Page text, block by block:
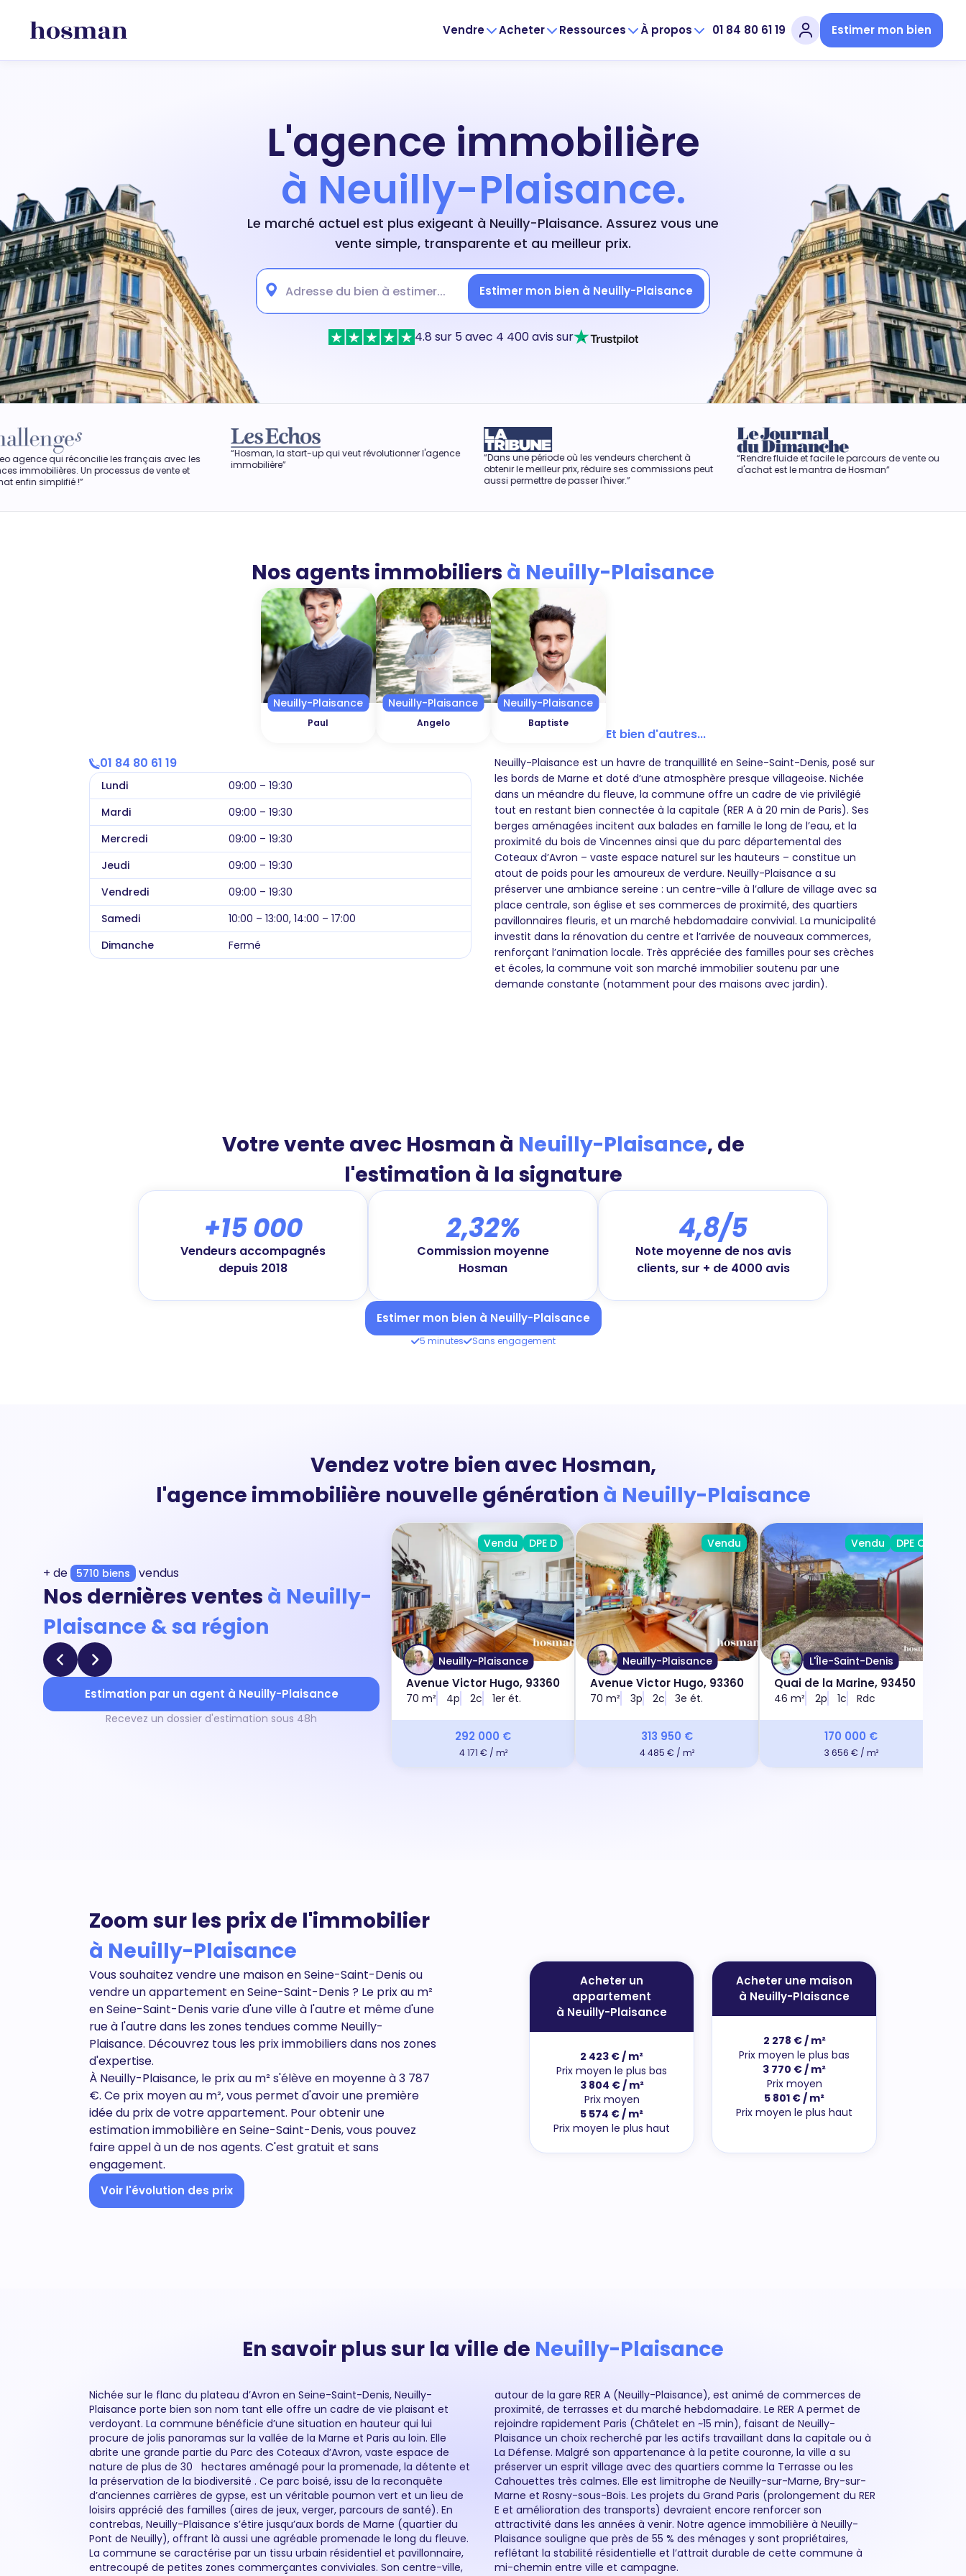
Vendre Acheter Ressources À propos 01 84 80 61 19 Estimer mon bien
L'agence immobilière
à Neuilly-Plaisance.
Le marché actuel est plus exigeant à Neuilly-Plaisance. Assurez vous une
vente simple, transparente et au meilleur prix.
Estimer mon bien à Neuilly-Plaisance
4.8 sur 5 avec 4 400 avis sur
les français avec les
Un processus de vente et
!”
“Hosman, la start-up qui veut révolutionner l'agence
immobilière”
“Dans une période où les vendeurs cherchent à
obtenir le meilleur prix, réduire ses commissions peut
aussi permettre de passer l'hiver.”
“Rendre fluide et facile le parcours de vente ou
d'achat est le mantra de Hosman”
Nos agents immobiliers à Neuilly-Plaisance
Neuilly-Plaisance
Paul
Neuilly-Plaisance
Angelo
Neuilly-Plaisance
Baptiste
Et bien d'autres...
01 84 80 61 19
Lundi
09:00 – 19:30
Mardi
09:00 – 19:30
Mercredi
09:00 – 19:30
Jeudi
09:00 – 19:30
Vendredi
09:00 – 19:30
Samedi
10:00 – 13:00, 14:00 – 17:00
Dimanche
Fermé
Neuilly-Plaisance est un havre de tranquillité en Seine-Saint-Denis, posé sur
les bords de Marne et doté d’une atmosphère presque villageoise. Nichée
dans un méandre du fleuve, la commune offre un cadre de vie privilégié
tout en restant bien connectée à la capitale (RER A à 20 min de Paris). Ses
berges aménagées incitent aux balades en famille le long de l’eau, et la
proximité du bois de Vincennes ainsi que du parc départemental des
Coteaux d’Avron – vaste espace naturel sur les hauteurs – constitue un
atout de poids pour les amoureux de verdure. Neuilly-Plaisance a su
préserver une ambiance sereine : un centre-ville à l’allure de village avec sa
place centrale, son église et ses commerces de proximité, des quartiers
pavillonnaires fleuris, et un marché hebdomadaire convivial. La municipalité
investit dans la rénovation du centre et l’arrivée de nouveaux commerces,
renforçant l’animation locale. Très appréciée des familles pour ses crèches
et écoles, la commune voit son marché immobilier soutenu par une
demande constante (notamment pour des maisons avec jardin).
Votre vente avec Hosman à Neuilly-Plaisance, de
l'estimation à la signature
+15 000
Vendeurs accompagnés
depuis 2018
2,32%
Commission moyenne
Hosman
4,8/5
Note moyenne de nos avis
clients, sur + de 4000 avis
Estimer mon bien à Neuilly-Plaisance
5 minutes Sans engagement
Vendez votre bien avec Hosman,
l'agence immobilière nouvelle génération à Neuilly-Plaisance
+ de 5710 biens vendus
Nos dernières ventes à Neuilly-
Plaisance & sa région
Estimation par un agent à Neuilly-Plaisance
Recevez un dossier d'estimation sous 48h
Neuilly-Plaisance
Vendu DPE D
Avenue Victor Hugo, 93360
70 m² 4p 2c 1er ét.
292 000 €
4 171 € / m²
Neuilly-Plaisance
Vendu
Avenue Victor Hugo, 93360
70 m² 3p 2c 3e ét.
313 950 €
4 485 € / m²
L'Île-Saint-Denis
Vendu DPE C
Quai de la Marine, 93450
46 m² 2p 1c Rdc
170 000 €
3 656 € / m²
Zoom sur les prix de l'immobilier
à Neuilly-Plaisance
Vous souhaitez vendre une maison en Seine-Saint-Denis ou
vendre un appartement enSeine-Saint-Denis? Le prix au m²
en Seine-Saint-Denis varie d'une ville à l'autre et même d'une
rue à l'autre dans les zones tendues comme Neuilly-
Plaisance. Découvrez tous les prix immobiliers dans nos zones
d'expertise.
À Neuilly-Plaisance, le prix au m² s'élève en moyenne à 3 787
€. Ce prix moyen au m², vous permet d'avoir une première
idée du prix de votre appartement. Pour obtenir une
estimation immobilière en Seine-Saint-Denis, vous pouvez
faire appel à un de nos agents. C'est gratuit et sans
engagement.
Voir l'évolution des prix
Acheter un
appartement
à Neuilly-Plaisance
2 423 € / m²
Prix moyen le plus bas
3 804 € / m²
Prix moyen
5 574 € / m²
Prix moyen le plus haut
Acheter une maison
à Neuilly-Plaisance
2 278 € / m²
Prix moyen le plus bas
3 770 € / m²
Prix moyen
5 801 € / m²
Prix moyen le plus haut
En savoir plus sur la ville de Neuilly-Plaisance
Nichée sur le flanc du plateau d’Avron en Seine-Saint-Denis, Neuilly-
Plaisance porte bien son nom tant elle offre un cadre de vie plaisant et
verdoyant. La commune bénéficie d’une situation en hauteur qui lui
procure de jolis panoramas sur la vallée de la Marne et Paris au loin. Elle
abrite une grande partie du Parc des Coteaux d’Avron, vaste espace de
nature de plus de 30 hectares aménagé pour la promenade, la détente et
la préservation de la biodiversité . Ce parc boisé, issu de la reconquête
d’anciennes carrières de gypse, est un véritable poumon vert et un lieu de
loisirs apprécié des familles (aires de jeux, verger, parcours de santé). En
contrebas, Neuilly-Plaisance s’étire jusqu’aux bords de Marne (quartier du
Pont de Neuilly), offrant là aussi une agréable promenade le long du fleuve.
La commune se caractérise par un tissu urbain résidentiel et pavillonnaire,
entrecoupé de petites zones commerçantes conviviales. Son centre-ville,
autour de la gare RER A (Neuilly-Plaisance), est animé de commerces de
proximité, de terrasses et du marché hebdomadaire. Le RER A permet de
rejoindre rapidement Paris (Châtelet en ~15 min), faisant de Neuilly-
Plaisance un choix recherché par les actifs travaillant dans la capitale ou à
La Défense. Malgré son appartenance à la petite couronne, la ville a su
préserver un esprit village avec des quartiers comme la Terrasse ou les
Cahouettes très calmes. Elle est limitrophe de Neuilly-sur-Marne, Bry-sur-
Marne et Rosny-sous-Bois. Les projets du Grand Paris (prolongement du RER
E et amélioration des transports) devraient encore renforcer son
attractivité dans les années à venir. Notre agence immobilière à Neuilly-
Plaisance souligne que près de 55 % des ménages y sont propriétaires,
reflétant la stabilité résidentielle et l’attrait durable de cette commune à
mi-chemin entre ville et campagne.